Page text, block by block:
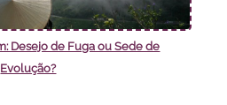
Desejo de Fuga ou Sede de
Evolução?